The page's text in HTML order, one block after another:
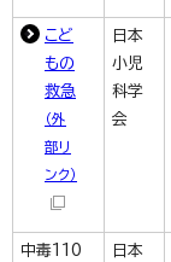
こど
もの
救急
（外
部リ
ンク）
日本
小児
科学
会
中毒110
日本